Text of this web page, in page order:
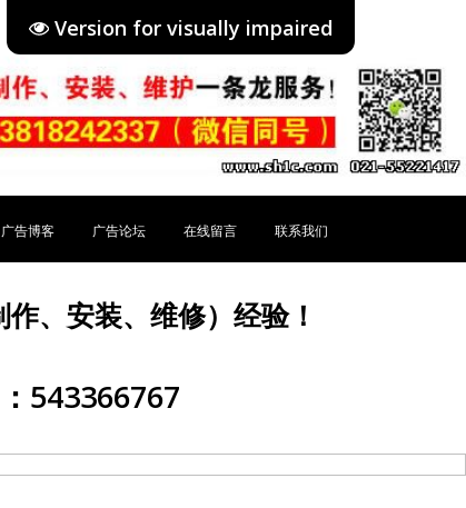
Version for visually impaired
广告博客 广告论坛 在线留言 联系我们
、安装、维修）经验！
543366767